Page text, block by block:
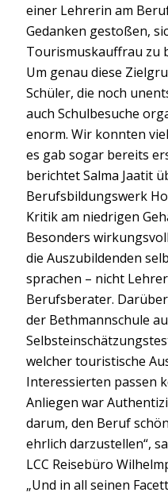
einer Lehrerin am
Gedanken gestoßen,
Tourismuskauffrau zu
Um genau diese
Schüler, die noch
auch Schulbesuche
enorm. Wir konnten
es gab sogar bereits
berichtet Salma Jaatit
Berufsbildungswerk
Kritik am niedrigen
Besonders
die Auszubildenden
sprachen – nicht
Berufsberater.
der Bethmannschule
welcher touristische
Interessierten passen
Anliegen war
darum, den Beruf
ehrlich darzustellen“,
LCC Reisebüro
„Und in all seinen